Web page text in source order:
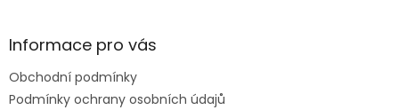
aInformace pro vás
Obchodní podmínky
Podmínky ochrany osobních údajů